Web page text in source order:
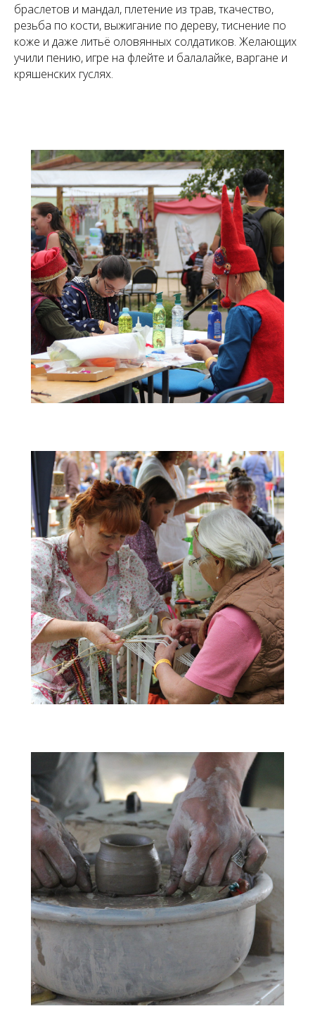
браслетов и мандал, плетение из трав, ткачество,
резьба по кости, выжигание по дереву, тиснение по
коже и даже литьё оловянных солдатиков. Желающих
учили пению, игре на флейте и балалайке, варгане и
кряшенских гуслях.